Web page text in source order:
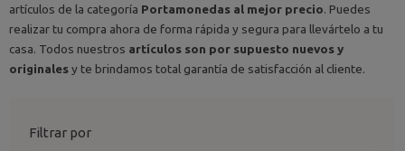
artículos de la categoría Portamonedas al mejor precio. Puedes
realizar tu compra ahora de forma rápida y segura para llevártelo a tu
casa. Todos nuestros artículos son por supuesto nuevos y
originalesy te brindamos total garantía de satisfacción al cliente.
Filtrar por